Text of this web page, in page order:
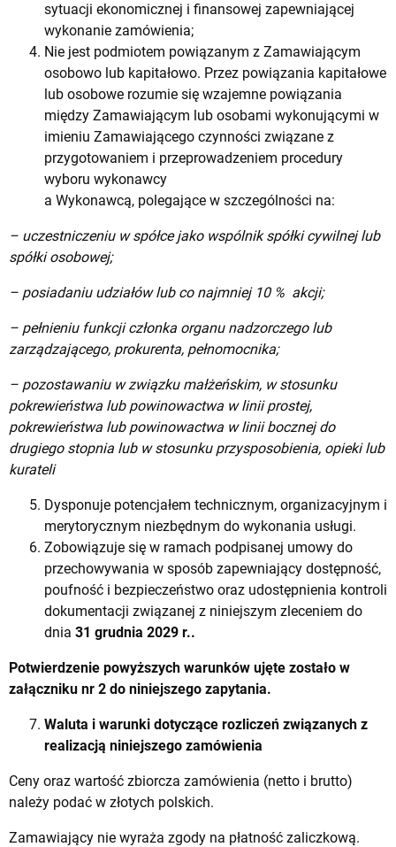
sytuacji ekonomicznej i finansowej zapewniającej
wykonanie zamówienia;
Nie jest podmiotem powiązanym z Zamawiającym
osobowo lub kapitałowo. Przez powiązania kapitałowe
lub osobowe rozumie się wzajemne powiązania
między Zamawiającym lub osobami wykonującymi w
imieniu Zamawiającego czynności związane z
przygotowaniem i przeprowadzeniem procedury
wyboru wykonawcy
a Wykonawcą, polegające w szczególności na:
– uczestniczeniu w spółce jako wspólnik spółki cywilnej lub
spółki osobowej;
– posiadaniu udziałów lub co najmniej 10 % akcji;
– pełnieniu funkcji członka organu nadzorczego lub
zarządzającego, prokurenta, pełnomocnika;
– pozostawaniu w związku małżeńskim, w stosunku
pokrewieństwa lub powinowactwa w linii prostej,
pokrewieństwa lub powinowactwa w linii bocznej do
drugiego stopnia lub w stosunku przysposobienia, opieki lub
kurateli
Dysponuje potencjałem technicznym, organizacyjnym i
merytorycznym niezbędnym do wykonania usługi.
Zobowiązuje się w ramach podpisanej umowy do
przechowywania w sposób zapewniający dostępność,
poufność i bezpieczeństwo oraz udostępnienia kontroli
dokumentacji związanej z niniejszym zleceniem do
dnia 31 grudnia 2029 r..
Potwierdzenie powyższych warunków ujęte zostało w
załączniku nr 2 do niniejszego zapytania.
Waluta i warunki dotyczące rozliczeń związanych z
realizacją niniejszego zamówienia
Ceny oraz wartość zbiorcza zamówienia (netto i brutto)
należy podać w złotych polskich.
Zamawiający nie wyraża zgody na płatność zaliczkową.